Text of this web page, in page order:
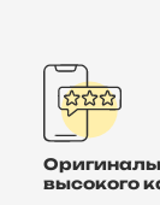
высокого